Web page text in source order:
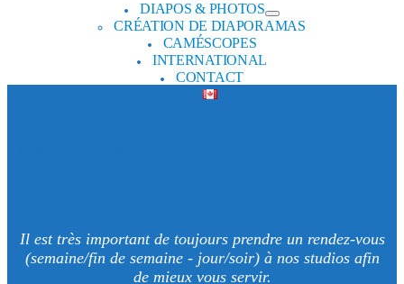
DIAPOS & PHOTOS
CRÉATION DE DIAPORAMAS
CAMÉSCOPES
INTERNATIONAL
CONTACT
Il est très important de toujours prendre un rendez-vous
(semaine/fin de semaine - jour/soir) à nos studios afin
de mieux vous servir.